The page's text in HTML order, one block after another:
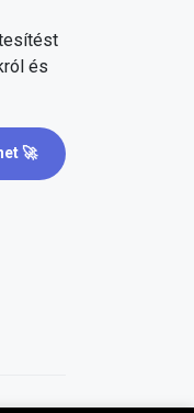
és
Mehet 🚀